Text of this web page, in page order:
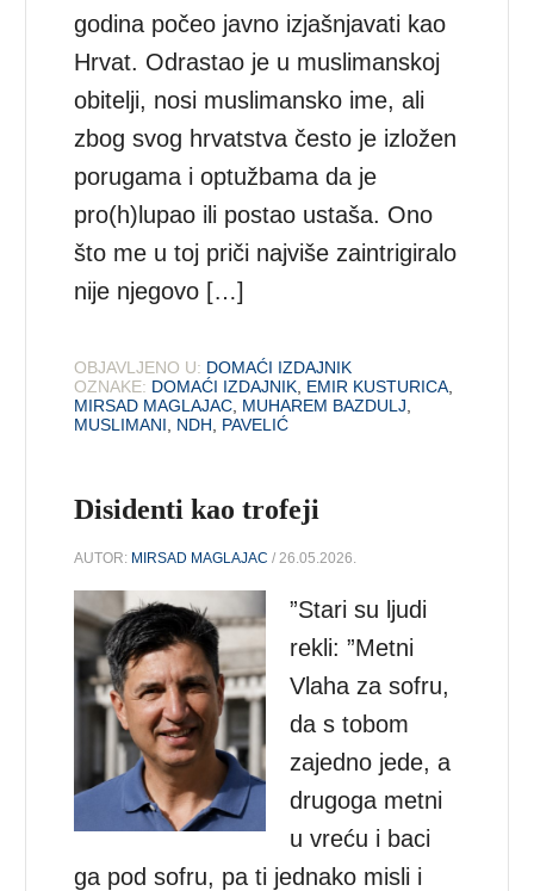
godina počeo javno izjašnjavati kao
Hrvat. Odrastao je u muslimanskoj
obitelji, nosi muslimansko ime, ali
zbog svog hrvatstva često je izložen
porugama i optužbama da je
pro(h)lupao ili postao ustaša. Ono
što me u toj priči najviše zaintrigiralo
nije njegovo […]
OBJAVLJENO U: DOMAĆI IZDAJNIK
OZNAKE: DOMAĆI IZDAJNIK EMIR KUSTURICA
MIRSAD MAGLAJAC MUHAREM BAZDULJ
MUSLIMANI
NDH PAVELIĆ
Disidenti kao trofeji
AUTOR: MIRSAD MAGLAJAC / 26.05.2026.
”Stari su ljudi
rekli: ”Metni
Vlaha za sofru,
da s tobom
zajedno jede, a
drugoga metni
u vreću i baci
ga pod sofru, pa ti jednako misli i